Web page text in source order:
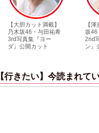
【大胆カット満載】
乃木坂46・与田祐希
3rd写真集『ヨー
ダ』公開カット
【渾
坂46
2nd
ン』
【行きたい】今読まれて